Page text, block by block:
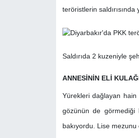
teröristlerin
Saldırıda 2 kuzeniyle
ANNESİNİN ELİ
Yürekleri dağlayan hain
gözünün de
bakıyordu. Lise mezunu